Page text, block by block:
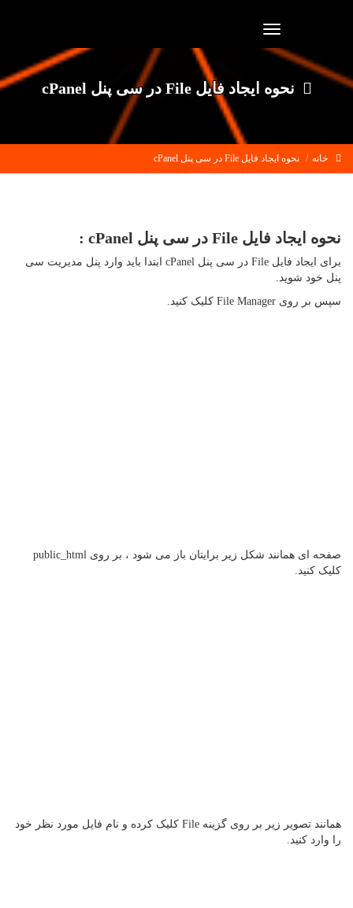
Toggle
navigation
نحوه ایجاد فایل File در سی پنل cPanel
خانه نحوه ایجاد فایل File در سی پنل cPanel
نحوه ایجاد فایل File در سی پنل cPanel :
برای ایجاد فایل File در سی پنل cPanel ابتدا باید وارد پنل مدیریت سی
پنل خود شوید.
سپس بر روی File Manager کلیک کنید.
صفحه ای همانند شکل زیر برایتان باز می شود ، بر روی public_html
کلیک کنید.
همانند تصویر زیر بر روی گزینه File کلیک کرده و نام فایل مورد نظر خود
را وارد کنید.